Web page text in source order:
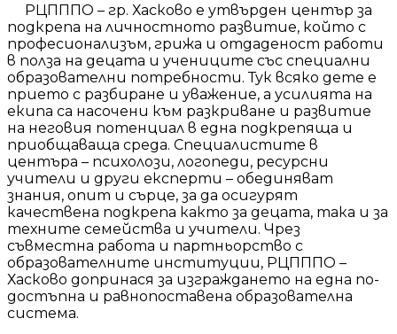
РЦПППО – гр. Хасково е утвърден център за
подкрепа на личностното развитие, който с
професионализъм, грижа и отдаденост работи
в полза на децата и учениците със специални
образователни потребности. Тук всяко дете е
прието с разбиране и уважение, а усилията на
екипа са насочени към разкриване и развитие
на неговия потенциал в една подкрепяща и
приобщаваща среда. Специалистите в
центъра – психолози, логопеди, ресурсни
учители и други експерти – обединяват
знания, опит и сърце, за да осигурят
качествена подкрепа както за децата, така и за
техните семейства и учители. Чрез
съвместна работа и партньорство с
образователните институции, РЦПППО –
Хасково допринася за изграждането на една по-
достъпна и равнопоставена образователна
система.